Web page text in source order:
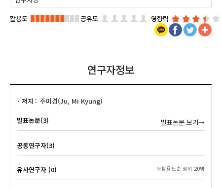
활용도 공유도 영향력
연구자정보
저자 주미경(Ju, Mi Kyung)
발표논문(3) 발표논문 보기→
공동연구자(3)
유사연구자 (0) ※활용도순 상위 20명